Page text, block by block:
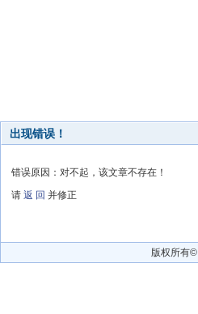
出现错误！
错误原因：对不起，该文章不存在！
请 返 回 并修正
版权所有©